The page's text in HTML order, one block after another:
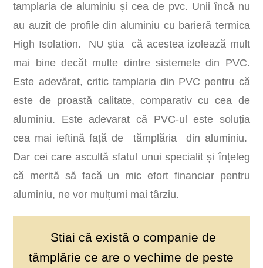
tamplaria de aluminiu și cea de pvc. Unii încă nu
au auzit de profile din aluminiu cu barieră termica
High Isolation. NU știa că acestea izolează mult
mai bine decăt multe dintre sistemele din PVC.
Este adevărat, critic tamplaria din PVC pentru că
este de proastă calitate, comparativ cu cea de
aluminiu. Este adevarat că PVC-ul este soluția
cea mai ieftină față de tămplăria din aluminiu.
Dar cei care ascultă sfatul unui specialit și înțeleg
că merită să facă un mic efort financiar pentru
aluminiu, ne vor mulțumi mai târziu.
Stiai că există o companie de
tâmplărie ce are o vechime de peste